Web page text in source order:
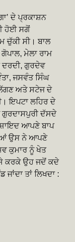
ਦੇ ਪ੍ਰਕਾਸ਼ਨ
ਹੋਈ ਸਗੋਂ
ਚੁੱਕੀ ਸੀ। ਬਾਲ
ਮੇਲਾ ਰਾਮ
ਦਰਦੀ, ਗੁਰਦੇਵ
ਜਸਵੰਤ ਸਿੰਘ
ਅਤੇ ਸਟੇਜ ਦੇ
ਇਪਟਾ ਲਹਿਰ ਦੇ
ਦੱਸਦੇ
ਸ਼ਾਇਦ ਆਪਣੇ ਬਾਪ
ਉਸ ਨੇ ਆਪਣੇ
ਕੁਮਾਰ ਨੂੰ ਖੇਤ
ਕਰਕੇ ਉਹ ਜਦੋਂ ਕਦੇ
ਤਾਂ ਲਿਖਦਾ :